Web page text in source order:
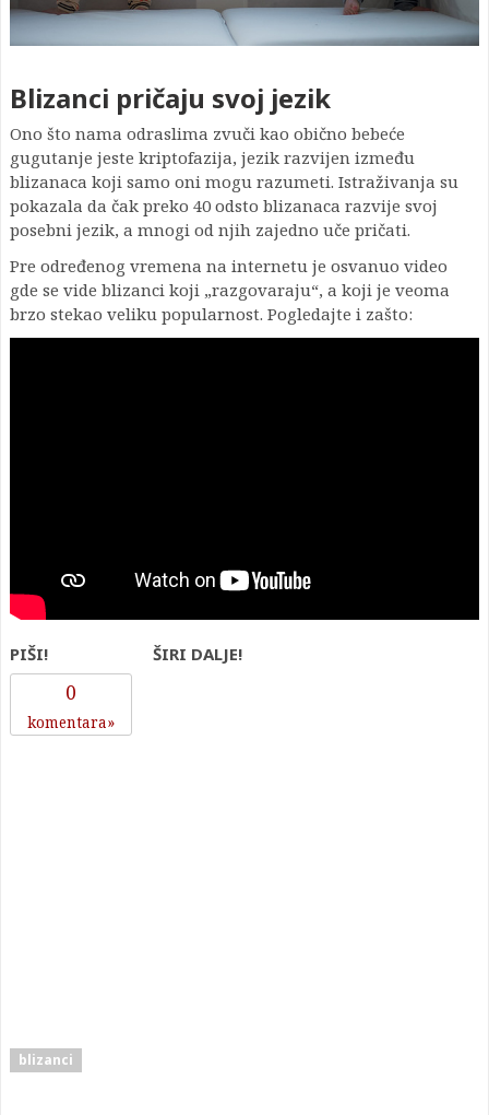
Blizanci pričaju svoj jezik
Ono što nama odraslima zvuči kao obično bebeće
gugutanje jeste kriptofazija, jezik razvijen između
blizanaca koji samo oni mogu razumeti. Istraživanja su
pokazala da čak preko 40 odsto blizanaca razvije svoj
posebni jezik, a mnogi od njih zajedno uče pričati.
Pre određenog vremena na internetu je osvanuo video
gde se vide blizanci koji „razgovaraju“, a koji je veoma
brzo stekao veliku popularnost. Pogledajte i zašto:
PIŠI!
0
komentara
ŠIRI DALJE!
blizanci